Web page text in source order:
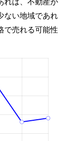
ない地域であれ
で売れる可能性